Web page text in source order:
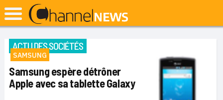
ACTU DES SOCIÉTÉS
SAMSUNG
Samsung espère détrôner
Apple avec sa tablette Galaxy